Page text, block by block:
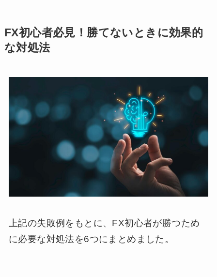
FX初心者必見！勝てないときに効果的
な対処法
上記の失敗例をもとに、FX初心者が勝つため
に必要な対処法を6つにまとめました。